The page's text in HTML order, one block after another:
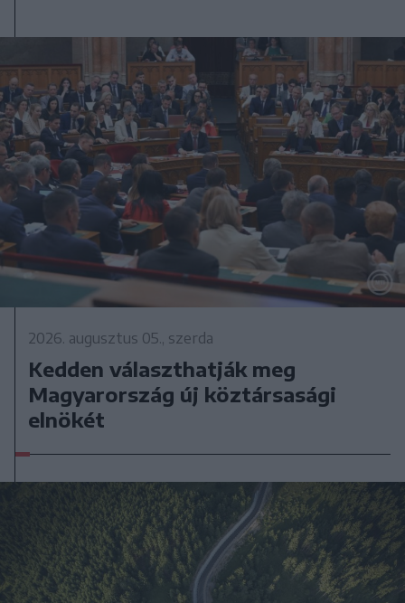
2026. augusztus 05., szerda
Kedden választhatják meg
Magyarország új köztársasági
elnökét